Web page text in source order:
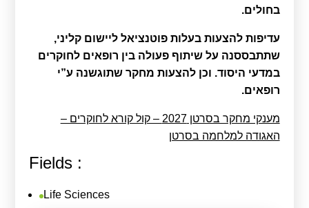
בחולים.
עדיפות להצעות בעלות פוטנציאל ליישום קליני,
שתתבססנה על שיתוף פעולה בין רופאים לחוקרים
במדעי היסוד. וכן להצעות מחקר שתוגשנה ע”י
רופאים.
מענקי מחקר בסרטן 2027 – קול קורא לחוקרים –
האגודה למלחמה בסרטן
Fields :
Life Sciences